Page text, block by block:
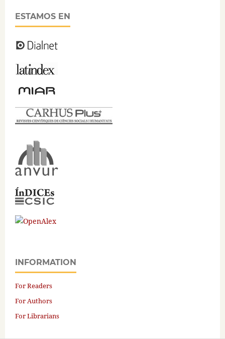
ESTAMOS EN
INFORMATION
For Readers
For Authors
For Librarians